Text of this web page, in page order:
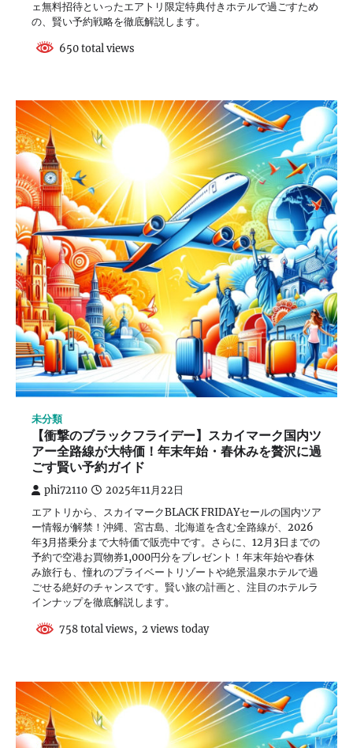
ェ無料招待といったエアトリ限定特典付きホテルで過ごすため
の、賢い予約戦略を徹底解説します。
650 total views
未分類
【衝撃のブラックフライデー】スカイマーク国内ツ
アー全路線が大特価！年末年始・春休みを贅沢に過
ごす賢い予約ガイド
phi72110 2025年11月22日
エアトリから、スカイマークBLACK FRIDAYセールの国内ツア
ー情報が解禁！沖縄、宮古島、北海道を含む全路線が、2026
年3月搭乗分まで大特価で販売中です。さらに、12月3日までの
予約で空港お買物券1,000円分をプレゼント！年末年始や春休
み旅行も、憧れのプライベートリゾートや絶景温泉ホテルで過
ごせる絶好のチャンスです。賢い旅の計画と、注目のホテルラ
インナップを徹底解説します。
758 total views, 2 views today